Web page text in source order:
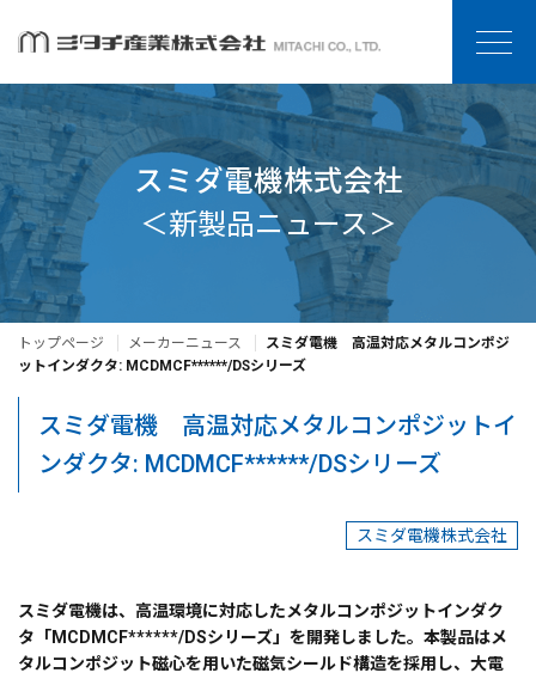
スミダ電機株式会社
＜新製品ニュース＞
トップページ メーカーニュース
スミダ電機 高温対応メタルコンポジ
ットインダクタ: MCDMCF******/DSシリーズ
スミダ電機 高温対応メタルコンポジットイ
ンダクタ: MCDMCF******/DSシリーズ
スミダ電機株式会社
スミダ電機は、高温環境に対応したメタルコンポジットインダク
タ「MCDMCF******/DSシリーズ」を開発しました。本製品はメ
タルコンポジット磁心を用いた磁気シールド構造を採用し、大電